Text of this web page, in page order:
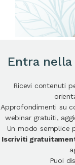
Entra
Ricevi contenuti
Approfondimenti su
webinar gratuiti,
Un modo semplice
Iscriviti
Puoi